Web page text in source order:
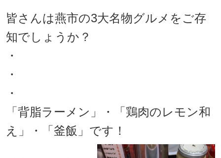
皆さんは燕市の3大名物グルメをご存
知でしょうか？
・
・
・
「背脂ラーメン」・「鶏肉のレモン和
え」・「釜飯」です！